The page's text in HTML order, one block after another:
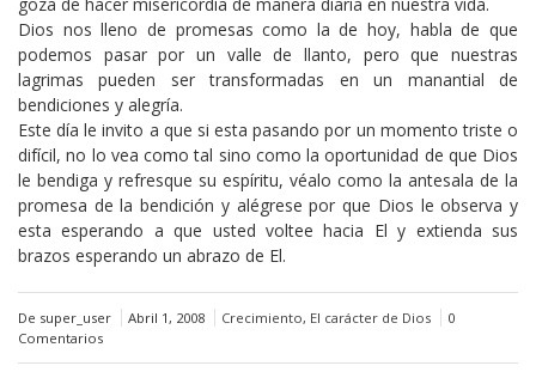
Dios nos lleno de promesas como la de hoy, habla de que
podemos pasar por un valle de llanto, pero que nuestras
lagrimas pueden ser transformadas en un manantial de
bendiciones y alegría.
Este día le invito a que si esta pasando por un momento triste o
difícil, no lo vea como tal sino como la oportunidad de que Dios
le bendiga y refresque su espíritu, véalo como la antesala de la
promesa de la bendición y alégrese por que Dios le observa y
esta esperando a que usted voltee hacia El y extienda sus
brazos esperando un abrazo de El.
De super_user Abril 1, 2008 Crecimiento, El carácter de Dios
0
Comentarios